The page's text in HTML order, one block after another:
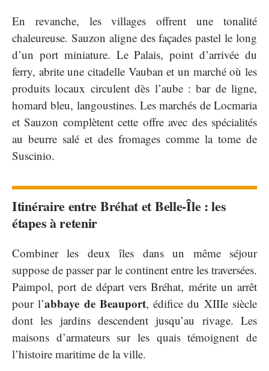
En revanche, les villages offrent une tonalité
chaleureuse. Sauzon aligne des façades pastel le long
d’un port miniature. Le Palais, point d’arrivée du
ferry, abrite une citadelle Vauban et un marché où les
produits locaux circulent dès l’aube : bar de ligne,
homard bleu, langoustines. Les marchés de Locmaria
et Sauzon complètent cette offre avec des spécialités
au beurre salé et des fromages comme la tome de
Suscinio.
Itinéraire entre Bréhat et Belle-Île : les
étapes à retenir
Combiner les deux îles dans un même séjour
suppose de passer par le continent entre les traversées.
Paimpol, port de départ vers Bréhat, mérite un arrêt
pour l’abbaye de Beauport, édifice du XIIIe siècle
dont les jardins descendent jusqu’au rivage. Les
maisons d’armateurs sur les quais témoignent de
l’histoire maritime de la ville.